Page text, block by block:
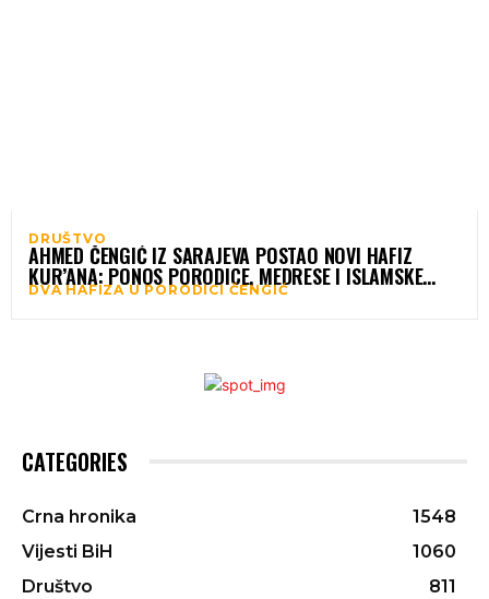
DRUŠTVO
AHMED ČENGIĆ IZ SARAJEVA POSTAO NOVI HAFIZ
KUR’ANA: PONOS PORODICE, MEDRESE I ISLAMSKE
ZAJEDNICE
DVA HAFIZA U PORODICI ČENGIĆ
CATEGORIES
Crna hronika
1548
Vijesti BiH
1060
Društvo
811